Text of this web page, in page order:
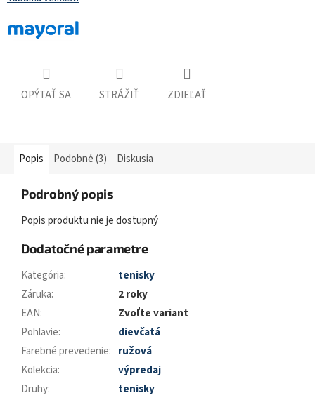
OPÝTAŤ SA STRÁŽIŤ ZDIEĽAŤ
Popis Podobné (3) Diskusia
Podrobný popis
Popis produktu nie je dostupný
Dodatočné parametre
Kategória:
tenisky
Záruka:
2 roky
EAN:
Zvoľte variant
Pohlavie:
dievčatá
Farebné prevedenie: ružová
Kolekcia:
výpredaj
Druhy:
tenisky